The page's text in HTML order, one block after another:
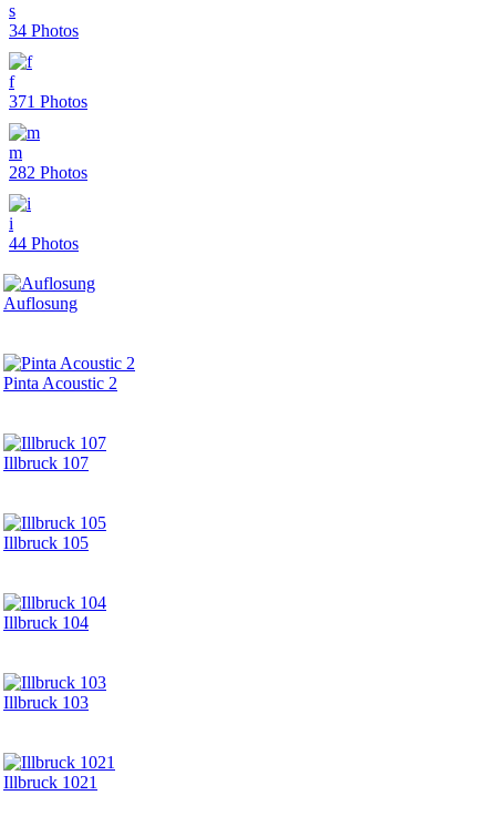
s
34 Photos
f
371 Photos
m
282 Photos
i
44 Photos
Auflosung
Pinta Acoustic 2
Illbruck 107
Illbruck 105
Illbruck 104
Illbruck 103
Illbruck 1021